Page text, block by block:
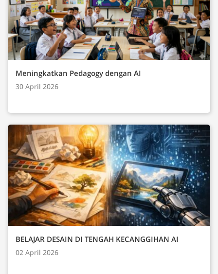
Meningkatkan Pedagogy dengan AI
30 April 2026
BELAJAR DESAIN DI TENGAH KECANGGIHAN AI
02 April 2026